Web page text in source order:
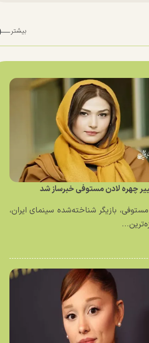
چهره لادن مستوفی خبرساز شد
بازیگر شناخته‌شده سینمای ایران،